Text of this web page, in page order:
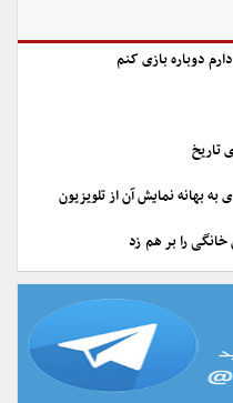
دوباره بازی کنم
تاریخ
بهانه نمایش آن از تلویزیون
را بر هم زد